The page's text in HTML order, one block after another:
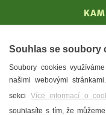
Souhlas se soubory
Soubory cookies
našimi webovými
sekci Více informací o
souhlasíte s tím, že